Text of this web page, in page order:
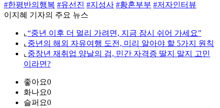
#한평반의행복 #유선진 #지성사 #황혼부부 #저자인터뷰
이지혜 기자의 주요 뉴스
⌞ “중년 이후 더 멀리 가려면, 지금 잠시 쉬어 가세요”
⌞ 중년의 해외 자유여행 도전, 미리 알아야 할 5가지 원칙
⌞ 중장년 재취업 양날의 검, 민간 자격증 딸지 말지 고민
이라면?
좋아요0
화나요0
슬퍼요0